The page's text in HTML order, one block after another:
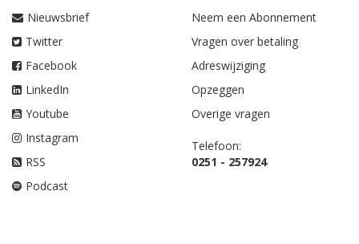
Nieuwsbrief
Twitter
Facebook
LinkedIn
Youtube
Instagram
RSS
Podcast
Neem een Abonnement
Vragen over betaling
Adreswijziging
Opzeggen
Overige vragen
Telefoon:
0251 - 257924